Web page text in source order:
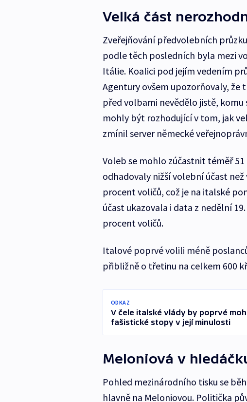
Velká část
Zveřejňování předvolebních
podle těch posledních byla mezi
Itálie. Koalici pod jejím vedením
Agentury ovšem upozorňovaly,
před volbami nevědělo jistě, komu
mohly být rozhodující v tom, jak
zmínil server německé
Voleb se mohlo zúčastnit téměř
odhadovaly nižší volební účast
procent voličů, což je na italské
účast ukazovala i data z nedělní
procent voličů.
Italové poprvé volili méně
přibližně o třetinu na celkem 600
ODKAZ
V čele italské vlády by poprvé
fašistické stopy v její minulosti
Meloniová v
Pohled mezinárodního tisku se
hlavně na Meloniovou. Politička